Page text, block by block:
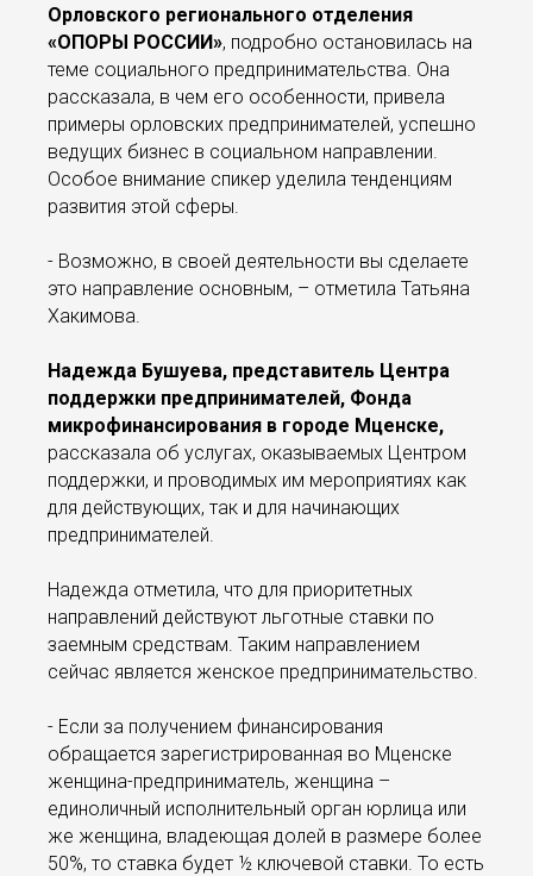
Орловского регионального отделения
«ОПОРЫ РОССИИ», подробно остановилась на
теме социального предпринимательства. Она
рассказала, в чем его особенности, привела
примеры орловских предпринимателей, успешно
ведущих бизнес в социальном направлении.
Особое внимание спикер уделила тенденциям
развития этой сферы.
- Возможно, в своей деятельности вы сделаете
это направление основным, – отметила Татьяна
Хакимова.
Надежда Бушуева, представитель Центра
поддержки предпринимателей, Фонда
микрофинансирования в городе Мценске,
рассказала об услугах, оказываемых Центром
поддержки, и проводимых им мероприятиях как
для действующих, так и для начинающих
предпринимателей.
Надежда отметила, что для приоритетных
направлений действуют льготные ставки по
заемным средствам. Таким направлением
сейчас является женское предпринимательство.
- Если за получением финансирования
обращается зарегистрированная во Мценске
женщина-предприниматель, женщина –
единоличный исполнительный орган юрлица или
же женщина, владеющая долей в размере более
50%, то ставка будет ½ ключевой ставки. То есть